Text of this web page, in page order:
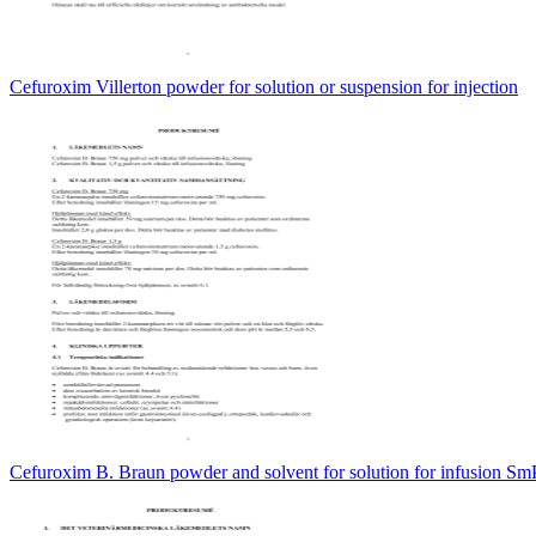
Cefuroxim Villerton powder for solution or suspension for injection
Cefuroxim B. Braun powder and solvent for solution for infusion